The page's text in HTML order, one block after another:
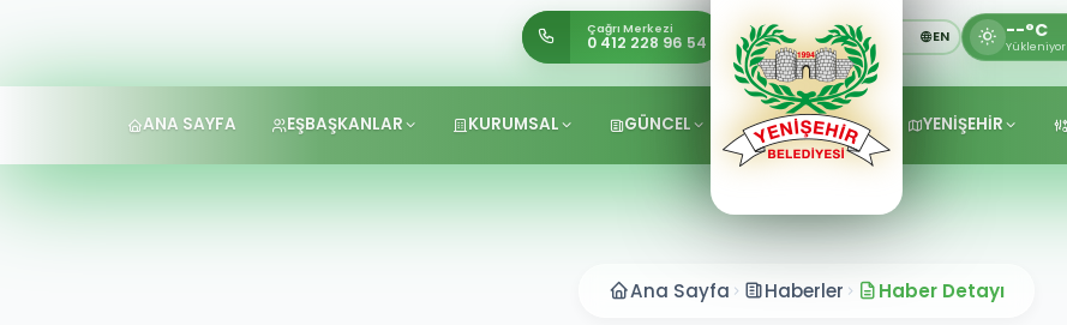
Çağrı Merkezi
0 412 228 96 54 TR EN --°C
Yükleniyor
ANA SAYFA EŞBAŞKANLAR KURUMSAL GÜNCEL YENİŞEHİR
Ana Sayfa Haberler Haber Detayı